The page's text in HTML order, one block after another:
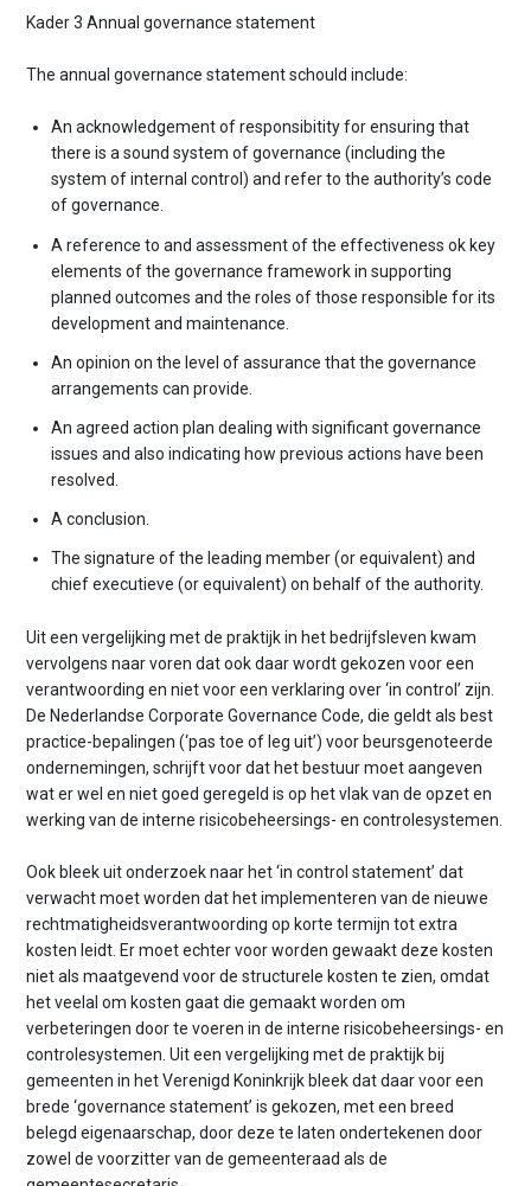
Kader 3 Annual governance statement
The annual governance statement schould include:
An acknowledgement of responsibitity for ensuring that
there is a sound system of governance (including the
system of internal control) and refer to the authority’s code
of governance.
A reference to and assessment of the effectiveness ok key
elements of the governance framework in supporting
planned outcomes and the roles of those responsible for its
development and maintenance.
An opinion on the level of assurance that the governance
arrangements can provide.
An agreed action plan dealing with significant governance
issues and also indicating how previous actions have been
resolved.
A conclusion.
The signature of the leading member (or equivalent) and
chief executieve (or equivalent) on behalf of the authority.
Uit een vergelijking met de praktijk in het bedrijfsleven kwam
vervolgens naar voren dat ook daar wordt gekozen voor een
verantwoording en niet voor een verklaring over ‘in control’ zijn.
De Nederlandse Corporate Governance Code, die geldt als best
practice-bepalingen (‘pas toe of leg uit’) voor beursgenoteerde
ondernemingen, schrijft voor dat het bestuur moet aangeven
wat er wel en niet goed geregeld is op het vlak van de opzet en
werking van de interne risicobeheersings- en controlesystemen.
Ook bleek uit onderzoek naar het ‘in control statement’ dat
verwacht moet worden dat het implementeren van de nieuwe
rechtmatigheidsverantwoording op korte termijn tot extra
kosten leidt. Er moet echter voor worden gewaakt deze kosten
niet als maatgevend voor de structurele kosten te zien, omdat
het veelal om kosten gaat die gemaakt worden om
verbeteringen door te voeren in de interne risicobeheersings- en
controlesystemen. Uit een vergelijking met de praktijk bij
gemeenten in het Verenigd Koninkrijk bleek dat daar voor een
brede ‘governance statement’ is gekozen, met een breed
belegd eigenaarschap, door deze te laten ondertekenen door
zowel de voorzitter van de gemeenteraad als de